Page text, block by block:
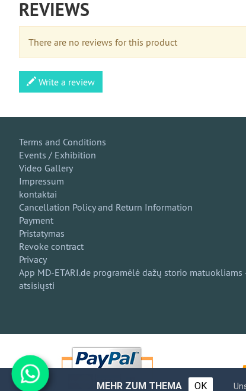
REVIEWS
There are no reviews for this product
Write a review
Terms and Conditions
Events / Exhibition
Video Gallery
Impressum
kontaktai
Cancellation Policy and Return Information
Payment
Pristatymas
Revoke contract
Privacy
App MD-ETARI.de programėlė dažų storio matuokliams
atsisiųsti
MEHR ZUM THEMA OK